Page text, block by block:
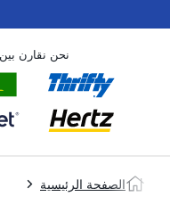
نحن نقارن
الصفحة الرئيسية